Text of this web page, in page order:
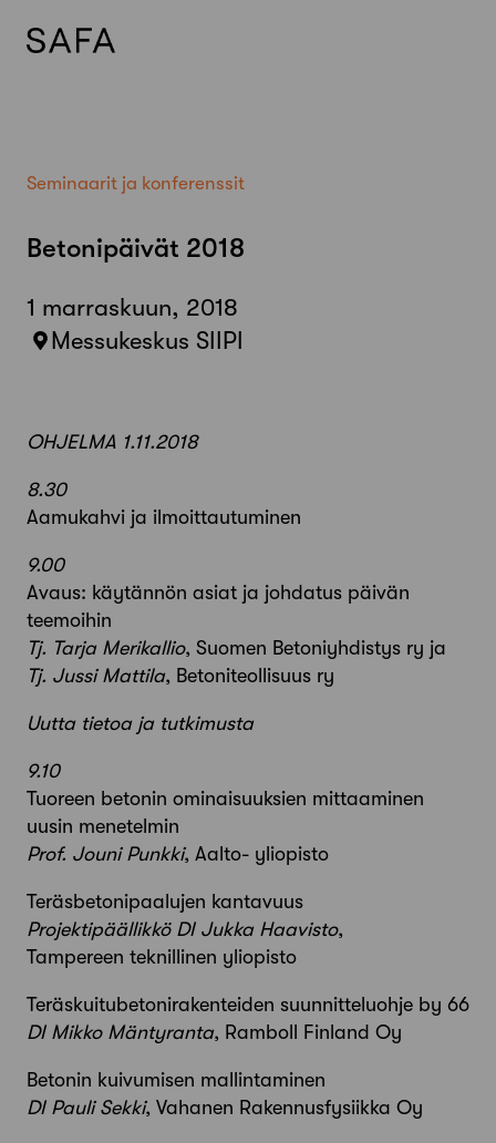
Seminaarit ja konferenssit
Betonipäivät 2018
1 marraskuun, 2018
Messukeskus SIIPI
OHJELMA 1.11.2018
8.30
Aamukahvi ja ilmoittautuminen
9.00
Avaus: käytännön asiat ja johdatus päivän
teemoihin
Tj. Tarja Merikallio, Suomen Betoniyhdistys ry ja
Tj. Jussi Mattila, Betoniteollisuus ry
Uutta tietoa ja tutkimusta
9.10
Tuoreen betonin ominaisuuksien mittaaminen
uusin menetelmin
Prof. Jouni Punkki, Aalto- yliopisto
Teräsbetonipaalujen kantavuus
Projektipäällikkö DI Jukka Haavisto,
Tampereen teknillinen yliopisto
Teräskuitubetonirakenteiden suunnitteluohje by 66
DI Mikko Mäntyranta, Ramboll Finland Oy
Betonin kuivumisen mallintaminen
DI Pauli Sekki, Vahanen Rakennusfysiikka Oy